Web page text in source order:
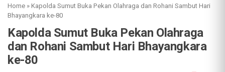
Home »Kapolda Sumut Buka Pekan Olahraga dan Rohani Sambut Hari
Bhayangkara ke-80
Kapolda Sumut Buka Pekan Olahraga
dan Rohani Sambut Hari Bhayangkara
ke-80